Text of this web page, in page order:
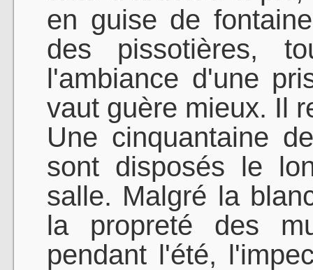
en guise de
des pissotières,
l'ambiance d'une
vaut guère mieux. Il
Une cinquantaine
sont disposés le
salle. Malgré la
la propreté des
pendant l'été,